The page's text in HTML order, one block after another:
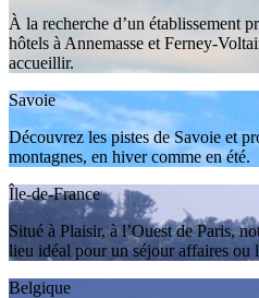
À la recherche d’un établissement
hôtels à Annemasse et Ferney-
accueillir.
Savoie
Découvrez les pistes de Savoie et
montagnes, en hiver comme en été.
Île-de-France
Situé à Plaisir, à l’Ouest de Paris,
lieu idéal pour un séjour affaires ou
Belgique